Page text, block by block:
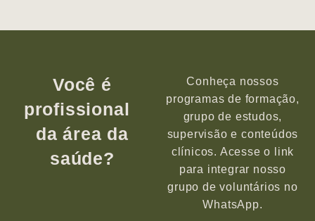
Você é
profissional
da área da
saúde?
Conheça nossos
programas de formação,
grupo de estudos,
supervisão e conteúdos
clínicos. Acesse o link
para integrar nosso
grupo de voluntários no
WhatsApp.